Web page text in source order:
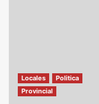
Locales
Politica
Provincial